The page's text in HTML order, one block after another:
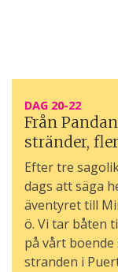
DAG 20-22
Från
stränder,
Efter tre
dags att säga
äventyret till
ö. Vi tar båten
på vårt boende
stranden i